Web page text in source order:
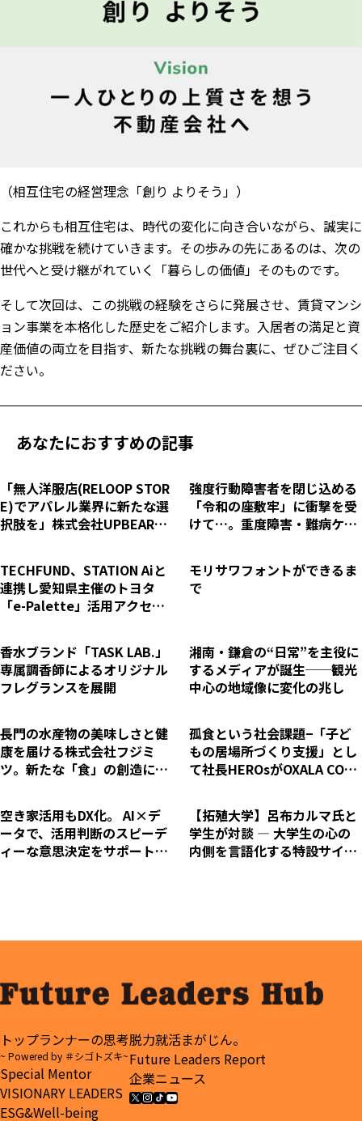
（相互住宅の経営理念「創り よりそう」）
これからも相互住宅は、時代の変化に向き合いながら、誠実に
確かな挑戦を続けていきます。その歩みの先にあるのは、次の
世代へと受け継がれていく「暮らしの価値」そのものです。
そして次回は、この挑戦の経験をさらに発展させ、賃貸マンシ
ョン事業を本格化した歴史をご紹介します。入居者の満足と資
産価値の両立を目指す、新たな挑戦の舞台裏に、ぜひご注目く
ださい。
あなたにおすすめの記事
「無人洋服店(RELOOP STOR
E)でアパレル業界に新たな選
択肢を」株式会社UPBEAR、
強度行動障害者を閉じ込める
「令和の座敷牢」に衝撃を受
けて…。重度障害・難病ケア
設ラッシュを続ける理由と
は。
TECHFUND、STATION Aiと
連携し愛知県主催のトヨタ
「e-Palette」活用アクセラ
モリサワフォントができるま
で
香水ブランド「TASK LAB.」
専属調香師によるオリジナル
フレグランスを展開
湘南・鎌倉の“日常”を主役に
するメディアが誕生──観光
中心の地域像に変化の兆し
長門の水産物の美味しさと健
康を届ける株式会社フジミ
ツ。新たな「食」の創造に向
孤食という社会課題−「子ど
もの居場所づくり支援」とし
て社長HEROsがOXALA COM
空き家活用もDX化。 AI×デ
ータで、活用判断のスピーデ
ィーな意思決定をサポートす
【拓殖大学】呂布カルマ氏と
学生が対談 ― 大学生の心の
内側を言語化する特設サイト
トップランナーの思考
~ Powered by ＃シゴトズキ~
Special Mentor
VISIONARY LEADERS
ESG&Well-being
脱力就活まがじん。
Future Leaders Report
企業ニュース